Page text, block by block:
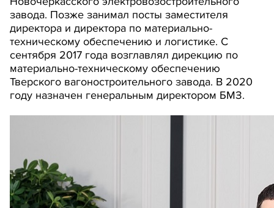
завода. Позже занимал посты заместителя
директора и директора по материально-
техническому обеспечению и логистике. С
сентября 2017 года возглавлял дирекцию по
материально-техническому обеспечению
Тверского вагоностроительного завода. В 2020
году назначен генеральным директором БМЗ.